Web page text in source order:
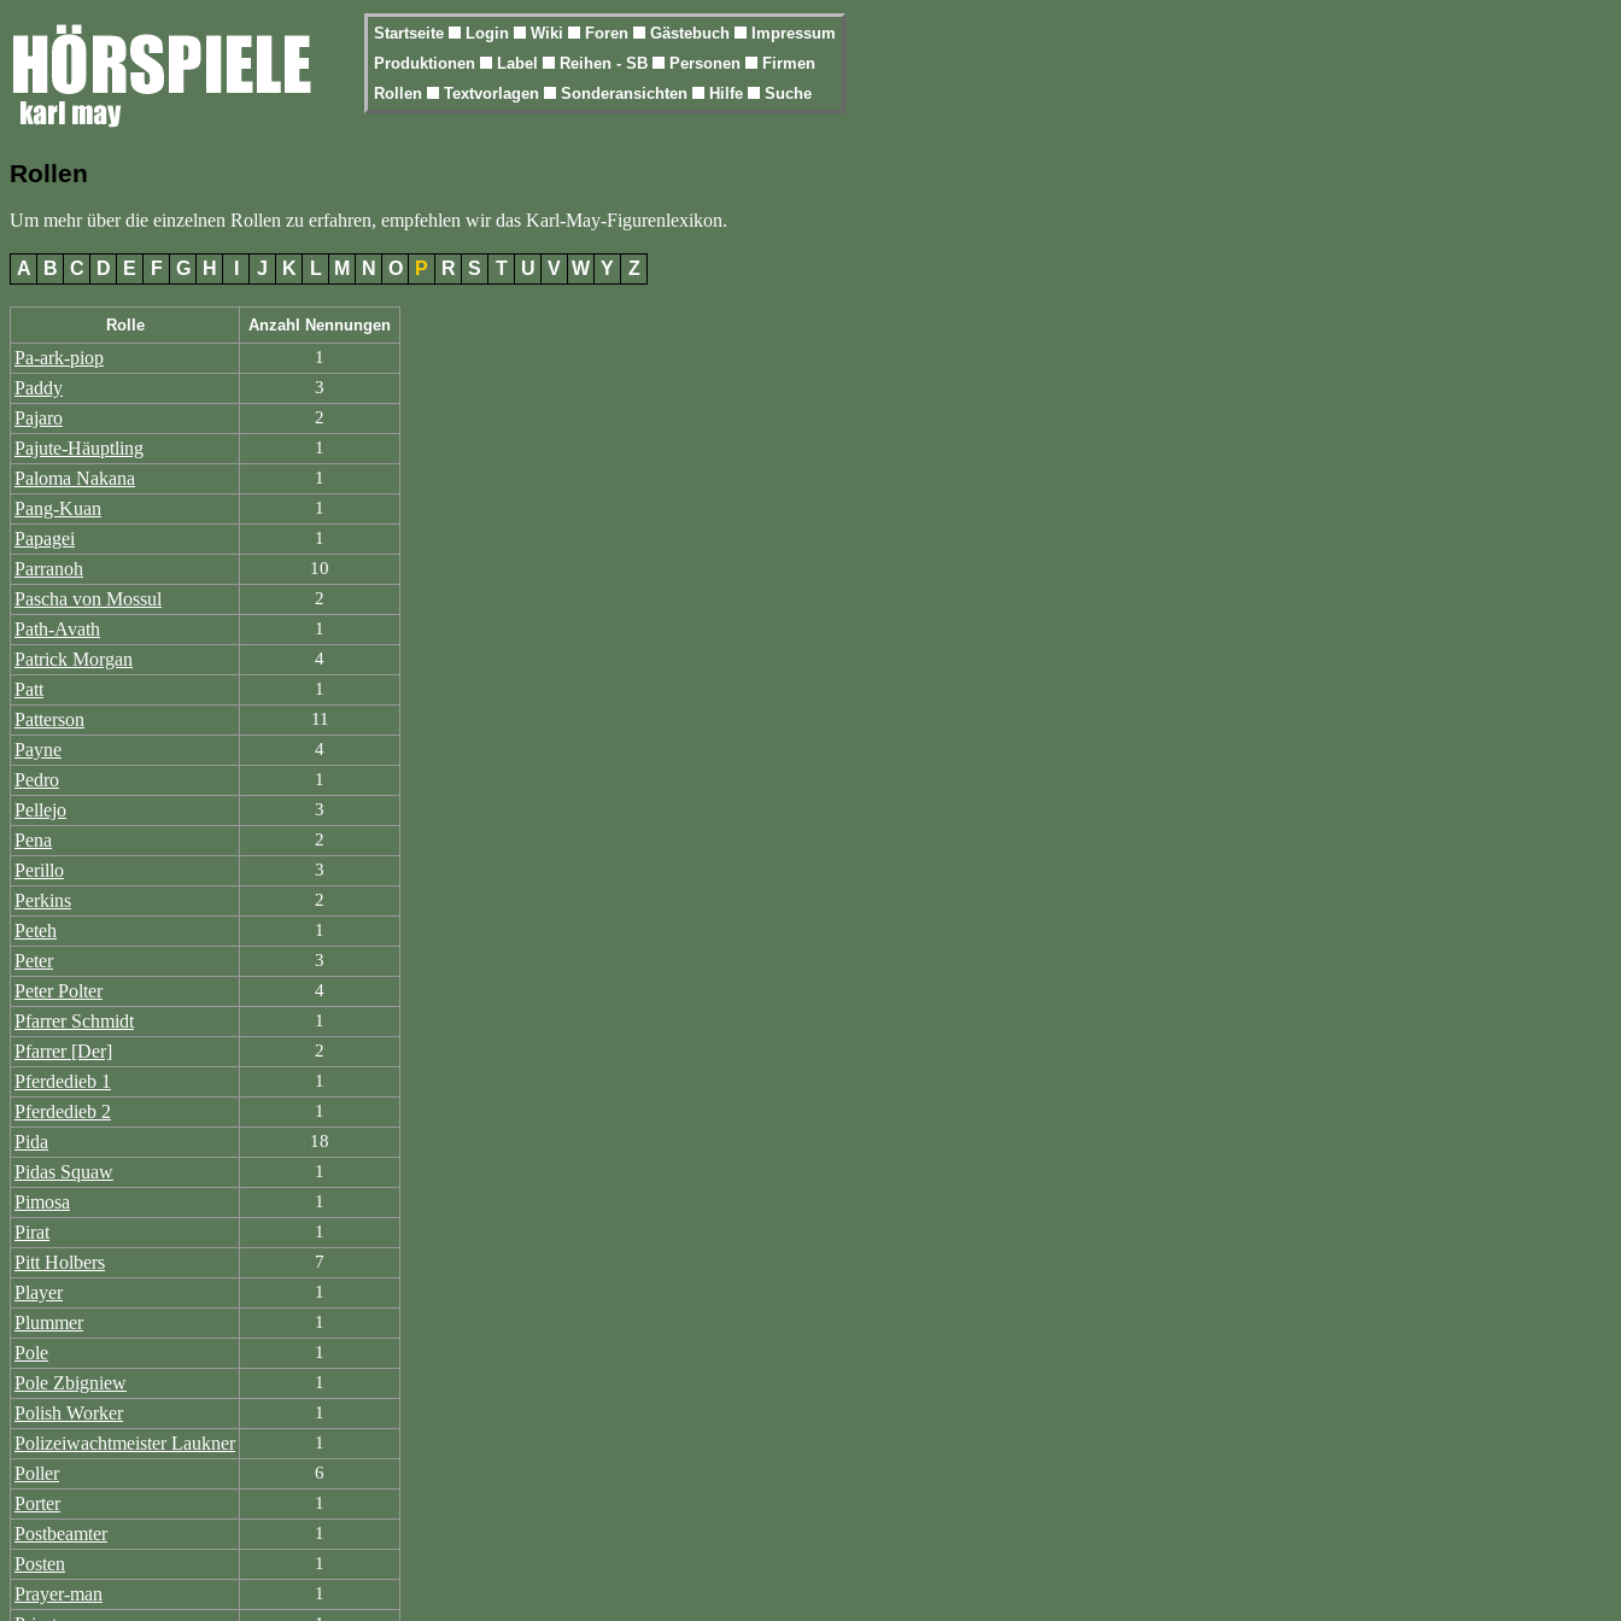
Startseite Login Wiki Foren Gästebuch
Impressum
Produktionen
Label Reihen - SB Personen
Firmen
Rollen
Textvorlagen Sonderansichten Hilfe Suche
Rollen
Um mehr über die einzelnen Rollen zu erfahren, empfehlen wir das Karl-May-Figurenlexikon.
A B C D E F G H J K L M N O P R S T U V W Y Z
Rolle Anzahl Nennungen
Pa-ark-piop 1
Paddy 3
Pajaro 2
Pajute-Häuptling 1
Paloma Nakana 1
Pang-Kuan 1
Papagei 1
Parranoh 10
Pascha von Mossul 2
Path-Avath 1
Patrick Morgan 4
Patt 1
Patterson 11
Payne 4
Pedro 1
Pellejo 3
Pena 2
Perillo 3
Perkins 2
Peteh 1
Peter 3
Peter Polter 4
Pfarrer Schmidt 1
Pfarrer [Der] 2
Pferdedieb 1 1
Pferdedieb 2 1
Pida 18
Pidas Squaw 1
Pimosa 1
Pirat 1
Pitt Holbers 7
Player 1
Plummer 1
Pole 1
Pole Zbigniew 1
Polish Worker 1
Polizeiwachtmeister Laukner 1
Poller 6
Porter 1
Postbeamter 1
Posten 1
Prayer-man 1